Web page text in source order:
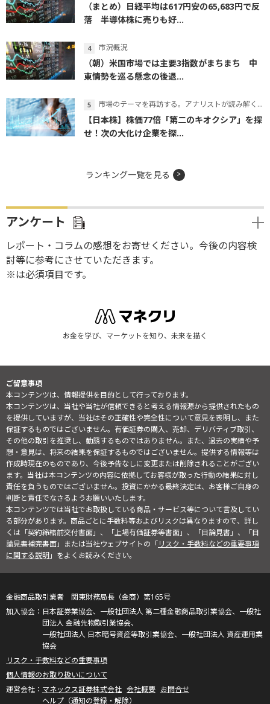
（まとめ）日経平均は617円安の65,683円で反
落 半導体株に売りも好...
市況概況
（朝）米国市場では主要3指数がまちまち 中
東情勢を巡る懸念の後退...
市場のテーマを再訪する。アナリストが読み解くテーマの本質
【日本株】株価77倍「第二のキオクシア」を探
せ！次の大化け企業を探...
ランキング一覧を見る
アンケート
レポート・コラムの感想をお寄せください。今後の内容検
討等に参考にさせていただきます。
※は必須項目です。
お金を学び、マーケットを知り、未来を描く
ご留意事項
本コンテンツは、情報提供を目的として行っております。
本コンテンツは、当社や当社が信頼できると考える情報源から提供されたもの
を提供していますが、当社はその正確性や完全性について意見を表明し、また
保証するものではございません。有価証券の購入、売却、デリバティブ取引、
その他の取引を推奨し、勧誘するものではありません。また、過去の実績や予
想・意見は、将来の結果を保証するものではございません。提供する情報等は
作成時現在のものであり、今後予告なしに変更または削除されることがござい
ます。当社は本コンテンツの内容に依拠してお客様が取った行動の結果に対し
責任を負うものではございません。投資にかかる最終決定は、お客様ご自身の
判断と責任でなさるようお願いいたします。
本コンテンツでは当社でお取扱している商品・サービス等について言及してい
る部分があります。商品ごとに手数料等およびリスクは異なりますので、詳し
くは「契約締結前交付書面」、「上場有価証券等書面」、「目論見書」、「目
論見書補完書面」または当社ウェブサイトの「リスク・手数料などの重要事項
に関する説明」をよくお読みください。
金融商品取引業者 関東財務局長（金商）第165号
日本証券業協会、一般社団法人 第二種金融商品取引業協会、一般社
団法人 金融先物取引業協会、
一般社団法人 日本暗号資産等取引業協会、一般社団法人 資産運用業
協会
リスク・手数料などの重要事項
個人情報のお取り扱いについて
マネックス証券株式会社 会社概要 お問合せ
ヘルプ（通知の登録・解除）